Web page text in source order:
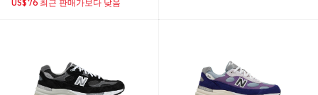
US$ 76 최근 판매가보다 낮음